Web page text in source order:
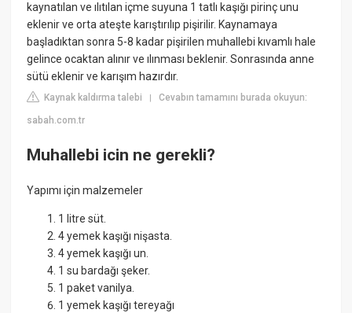
kaynatılan ve ılıtılan içme suyuna 1 tatlı kaşığı pirinç unu
eklenir ve orta ateşte karıştırılıp pişirilir. Kaynamaya
başladıktan sonra 5-8 kadar pişirilen muhallebi kıvamlı hale
gelince ocaktan alınır ve ılınması beklenir. Sonrasında anne
sütü eklenir ve karışım hazırdır.
Kaynak kaldırma talebi |Cevabın tamamını burada okuyun:
sabah.com.tr
Muhallebi icin ne gerekli?
Yapımı için malzemeler
1 litre süt.
4 yemek kaşığı nişasta.
4 yemek kaşığı un.
1 su bardağı şeker.
1 paket vanilya.
1 yemek kaşığı tereyağı